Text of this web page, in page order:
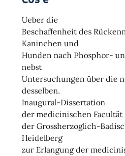
Ueber die
Beschaffenheit des
Kaninchen und
Hunden nach Phosphor-
nebst
Untersuchungen über die
desselben.
Inaugural-Dissertation
der medicinischen Facultät
der Grossherzoglich-
Heidelberg
zur Erlangung der